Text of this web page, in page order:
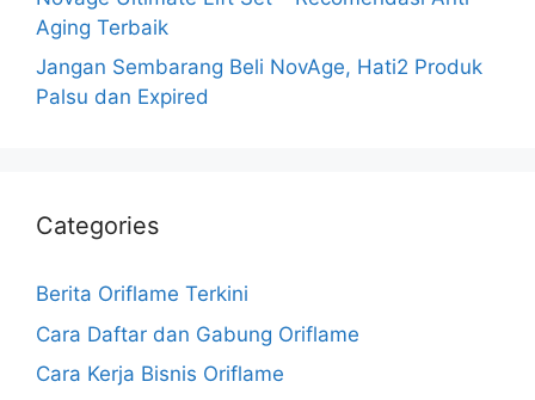
Aging Terbaik
Jangan Sembarang Beli NovAge, Hati2 Produk
Palsu dan Expired
Categories
Berita Oriflame Terkini
Cara Daftar dan Gabung Oriflame
Cara Kerja Bisnis Oriflame